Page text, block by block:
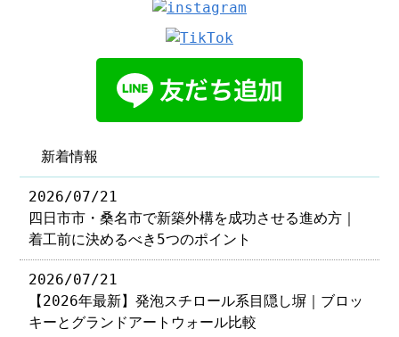
新着情報
2026/07/21
四日市市・桑名市で新築外構を成功させる進め方｜
着工前に決めるべき5つのポイント
2026/07/21
【2026年最新】発泡スチロール系目隠し塀｜ブロッ
キーとグランドアートウォール比較